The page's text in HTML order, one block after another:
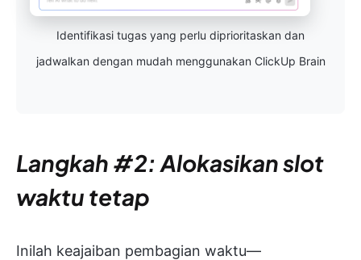
Identifikasi tugas yang perlu diprioritaskan dan
jadwalkan dengan mudah menggunakan ClickUp Brain
Langkah #2: Alokasikan slot
waktu tetap
Inilah keajaiban pembagian waktu—